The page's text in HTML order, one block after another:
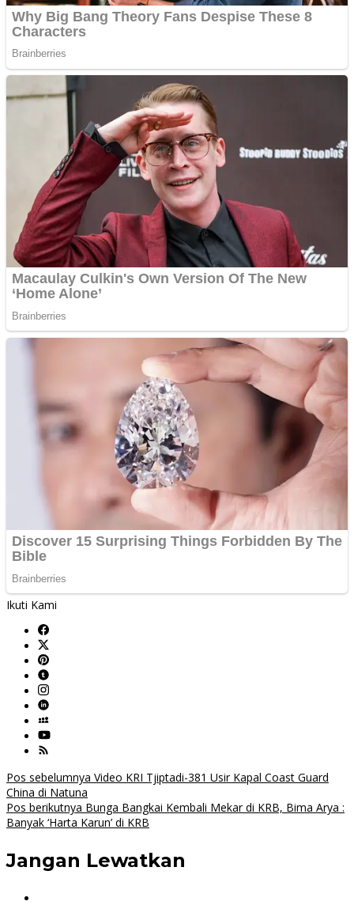
Ikuti Kami
Navigasi
pos
Pos sebelumnya Video KRI Tjiptadi-381 Usir Kapal Coast Guard
China di Natuna
Pos berikutnya Bunga Bangkai Kembali Mekar di KRB, Bima Arya :
Banyak ‘Harta Karun’ di KRB
Jangan Lewatkan